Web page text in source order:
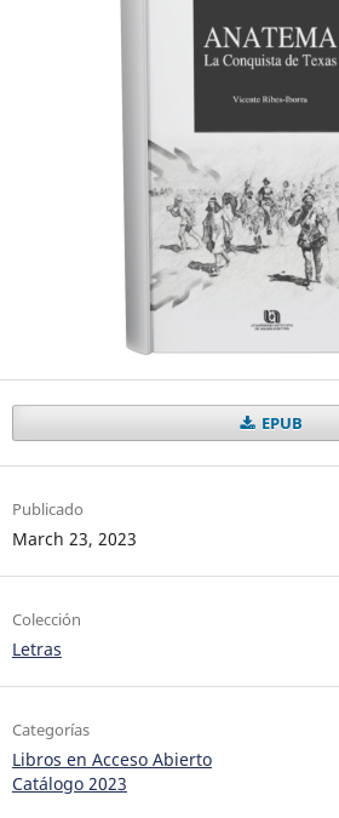
EPUB
Publicado
March 23, 2023
Colección
Letras
Categorías
Libros en Acceso Abierto
Catálogo 2023